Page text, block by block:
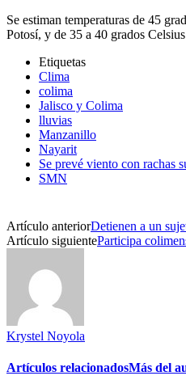
Se estiman temperaturas de 45
Potosí, y de 35 a 40 grados
Etiquetas
Clima
colima
Jalisco y Colima
lluvias
Manzanillo
Nayarit
Se prevé viento con rachas
SMN
Artículo anteriorDetienen a un
Artículo siguienteParticipa
Krystel Noyola
Artículos relacionadosMás del